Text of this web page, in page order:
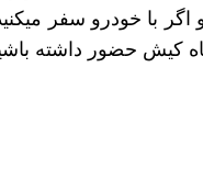
کیش حضور داشته